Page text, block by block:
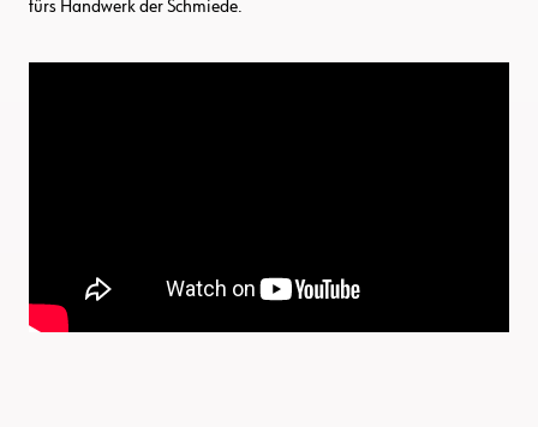
fürs Handwerk der Schmiede.